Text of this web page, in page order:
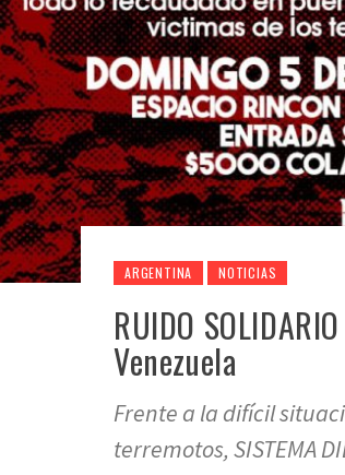
ARGENTINA NOTICIAS
RUIDO
Venezuela
Frente a la difícil
terremotos, SISTEMA